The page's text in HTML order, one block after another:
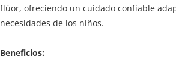
flúor, ofreciendo un cuidado confiable
necesidades de los niños.
Beneficios: